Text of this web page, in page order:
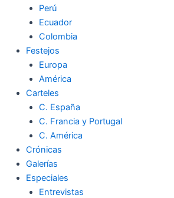
Perú
Ecuador
Colombia
Festejos
Europa
América
Carteles
C. España
C. Francia y Portugal
C. América
Crónicas
Galerías
Especiales
Entrevistas